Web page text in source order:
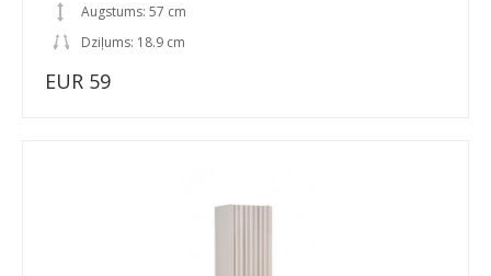
Augstums: 57 cm
Dziļums: 18.9 cm
EUR 59